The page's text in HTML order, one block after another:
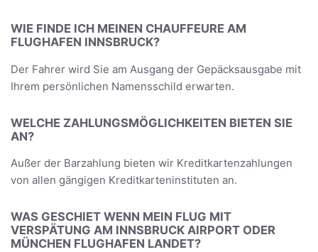
WIE FINDE ICH MEINEN CHAUFFEURE AM
FLUGHAFEN INNSBRUCK?
Der Fahrer wird Sie am Ausgang der Gepäcksausgabe mit
Ihrem persönlichen Namensschild erwarten.
WELCHE ZAHLUNGSMÖGLICHKEITEN BIETEN SIE
AN?
Außer der Barzahlung bieten wir Kreditkartenzahlungen
von allen gängigen Kreditkarteninstituten an.
WAS GESCHIET WENN MEIN FLUG MIT
VERSPÄTUNG AM INNSBRUCK AIRPORT ODER
MÜNCHEN FLUGHAFEN LANDET?